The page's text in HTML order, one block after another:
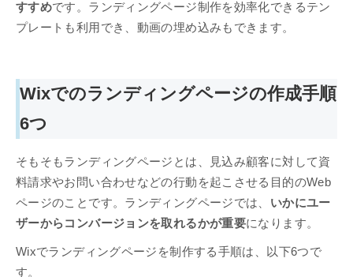
すすめです。ランディングページ制作を効率化できるテン
プレートも利用でき、動画の埋め込みもできます。
Wixでのランディングページの作成手順
6つ
そもそもランディングページとは、見込み顧客に対して資
料請求やお問い合わせなどの行動を起こさせる目的のWeb
ページのことです。ランディングページでは、 いかにユー
ザーからコンバージョンを取れるかが重要になります。
Wixでランディングページを制作する手順は、以下6つで
す。